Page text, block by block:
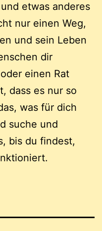
etwas anderes
nur einen Weg,
und sein Leben
dir
einen Rat
dass es nur so
was für dich
suche und
bis du findest,